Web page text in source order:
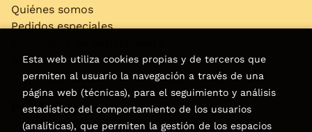
Quiénes somos
Pedidos especiales
Accesibilidad
Puede interesarte
Esta web utiliza cookies propias y de terceros que
permiten al usuario la navegación a través de una
página web (técnicas), para el seguimiento y análisis
estadístico del comportamiento de los usuarios
(analíticas), que permiten la gestión de los espacios